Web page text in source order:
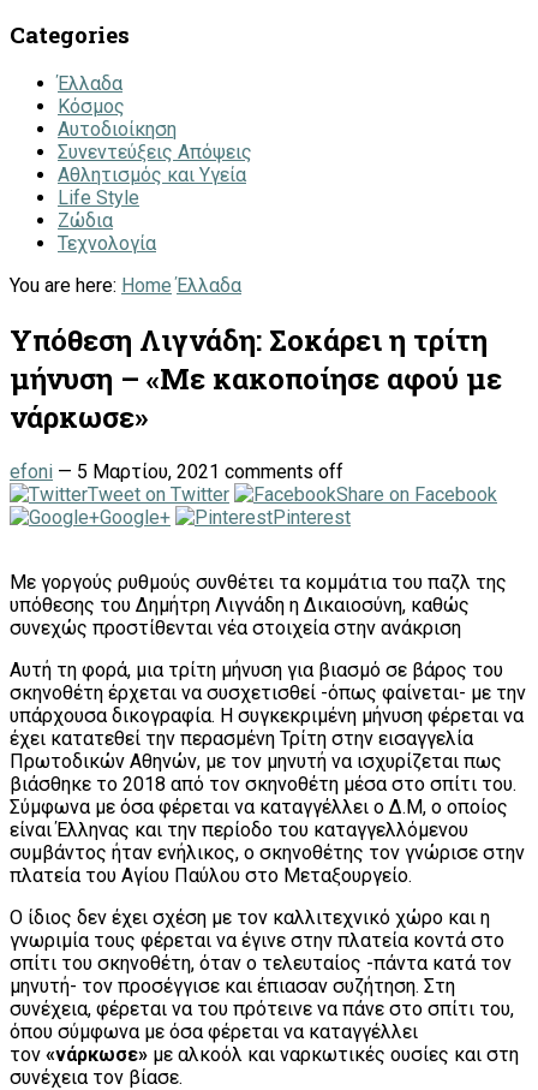
Categories
Έλλαδα
Κόσμος
Αυτοδιοίκηση
Συνεντεύξεις Απόψεις
Αθλητισμός και Υγεία
Life Style
Ζώδια
Τεχνολογία
You are here: Home Έλλαδα
Υπόθεση Λιγνάδη: Σοκάρει η τρίτη
μήνυση – «Με κακοποίησε αφού με
νάρκωσε»
efoni — 5 Μαρτίου, 2021 comments off
Tweet on Twitter
Share on Facebook
Google+
Pinterest
Με γοργούς ρυθμούς συνθέτει τα κομμάτια του παζλ της
υπόθεσης του Δημήτρη Λιγνάδη η Δικαιοσύνη, καθώς
συνεχώς προστίθενται νέα στοιχεία στην ανάκριση
Αυτή τη φορά, μια τρίτη μήνυση για βιασμό σε βάρος του
σκηνοθέτη έρχεται να συσχετισθεί -όπως φαίνεται- με την
υπάρχουσα δικογραφία. Η συγκεκριμένη μήνυση φέρεται να
έχει κατατεθεί την περασμένη Τρίτη στην εισαγγελία
Πρωτοδικών Αθηνών, με τον μηνυτή να ισχυρίζεται πως
βιάσθηκε το 2018 από τον σκηνοθέτη μέσα στο σπίτι του.
Σύμφωνα με όσα φέρεται να καταγγέλλει ο Δ.Μ, ο οποίος
είναι Έλληνας και την περίοδο του καταγγελλόμενου
συμβάντος ήταν ενήλικος, ο σκηνοθέτης τον γνώρισε στην
πλατεία του Αγίου Παύλου στο Μεταξουργείο.
Ο ίδιος δεν έχει σχέση με τον καλλιτεχνικό χώρο και η
γνωριμία τους φέρεται να έγινε στην πλατεία κοντά στο
σπίτι του σκηνοθέτη, όταν ο τελευταίος -πάντα κατά τον
μηνυτή- τον προσέγγισε και έπιασαν συζήτηση. Στη
συνέχεια, φέρεται να του πρότεινε να πάνε στο σπίτι του,
όπου σύμφωνα με όσα φέρεται να καταγγέλλει
τον «νάρκωσε» με αλκοόλ και ναρκωτικές ουσίες και στη
συνέχεια τον βίασε.